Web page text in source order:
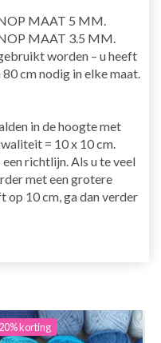
MAAT 5 MM.
MAAT 3.5 MM.
worden – u heeft
cm nodig in elke maat.
in de hoogte met
= 10 x 10 cm.
richtlijn. Als u te veel
met een grotere
op 10 cm, ga dan verder
20%korting